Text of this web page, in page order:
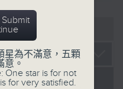
2026
星為不滿意，五顆
意。
One star is for not
for very satisfied.